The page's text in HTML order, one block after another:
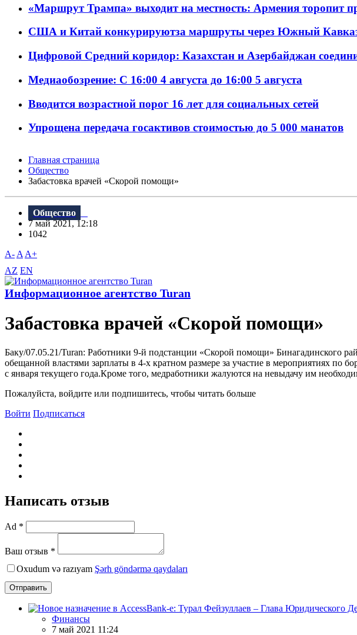
«Маршрут Трампа» выходит на местность: Армения торопит
США и Китай конкурируютза маршруты через Южный
Цифровой Средний коридор: Казахстан и Азербайджан
Медиаобозрение: С 16:00 4 августа до 16:00 5 августа
Вводится возрастной порог 16 лет для социальных сетей
Упрощена передача госактивов стоимостью до 5 000 манатов
Главная страница
Общество
Забастовка врачей «Скорой помощи»
Общество
7 май 2021, 12:18
1042
A- A A+
AZ EN
Информационное агентство Turan
Забастовка врачей «Скорой помощи»
Баку/07.05.21/Turan: Работники 9-й подстанции «Скорой помощи» Бинагадинского
обещанной властями зарплаты в 4-х кратном размере за участие в мероприятиях
с января текущего года.Кроме того, медработники жалуются на невыдачу им
Пожалуйста, войдите или подпишитесь, чтобы читать больше
Войти Подписаться
Написать отзыв
Ad *
Ваш отзыв *
Oxudum və razıyam Şərh göndərmə qaydaları
Отправить
Финансы
7 май 2021 11:24